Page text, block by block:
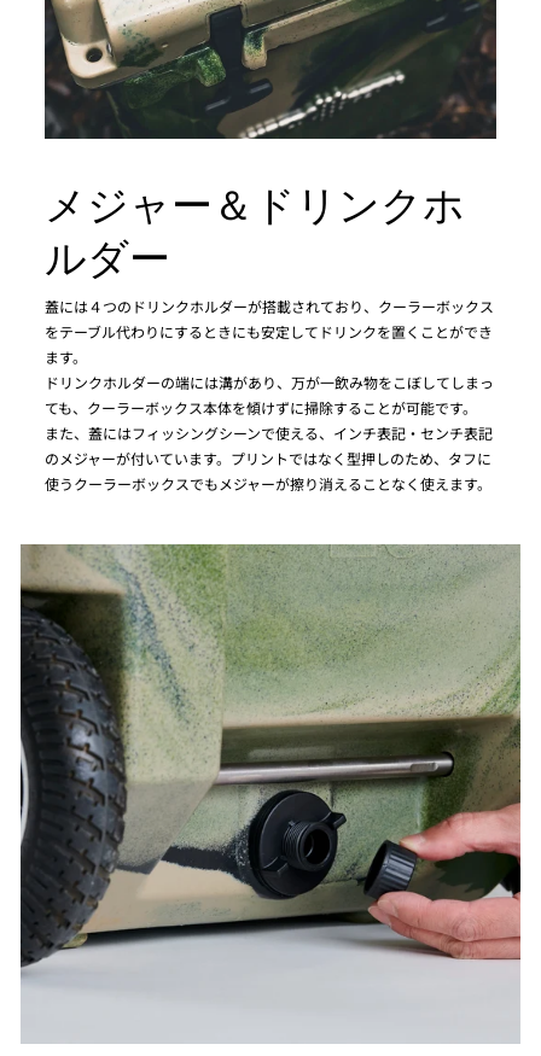
メジャー＆ドリンクホ
ルダー
蓋には４つのドリンクホルダーが搭載されており、クーラーボックス
をテーブル代わりにするときにも安定してドリンクを置くことができ
ます。
ドリンクホルダーの端には溝があり、万が一飲み物をこぼしてしまっ
ても、クーラーボックス本体を傾けずに掃除することが可能です。
また、蓋にはフィッシングシーンで使える、インチ表記・センチ表記
のメジャーが付いています。プリントではなく型押しのため、タフに
使うクーラーボックスでもメジャーが擦り消えることなく使えます。